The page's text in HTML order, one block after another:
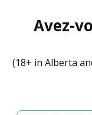
Avez-
(18+ in Alberta